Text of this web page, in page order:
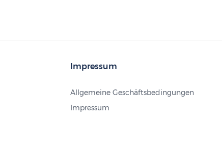
Impressum
Allgemeine Geschäftsbedingungen
Impressum